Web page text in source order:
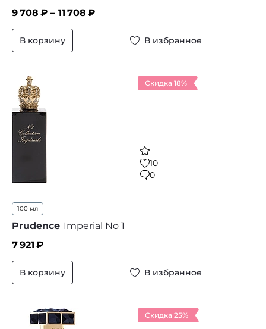
9 708 ₽ – 11 708 ₽
В корзину В избранное
Скидка 18%
10
0
100 мл
Prudence Imperial No 1
7 921 ₽
В корзину В избранное
Скидка 25%